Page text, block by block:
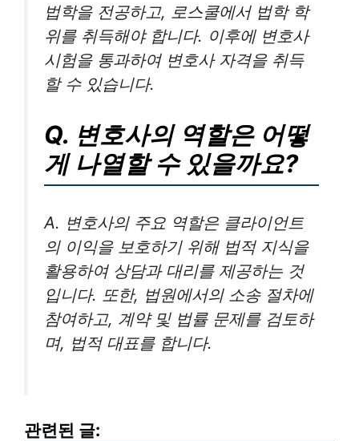
법학을 전공하고, 로스쿨에서 법학 학
위를 취득해야 합니다. 이후에 변호사
시험을 통과하여 변호사 자격을 취득
할 수 있습니다.
Q. 변호사의 역할은 어떻
게 나열할 수 있을까요?
A. 변호사의 주요 역할은 클라이언트
의 이익을 보호하기 위해 법적 지식을
활용하여 상담과 대리를 제공하는 것
입니다. 또한, 법원에서의 소송 절차에
참여하고, 계약 및 법률 문제를 검토하
며, 법적 대표를 합니다.
관련된 글: